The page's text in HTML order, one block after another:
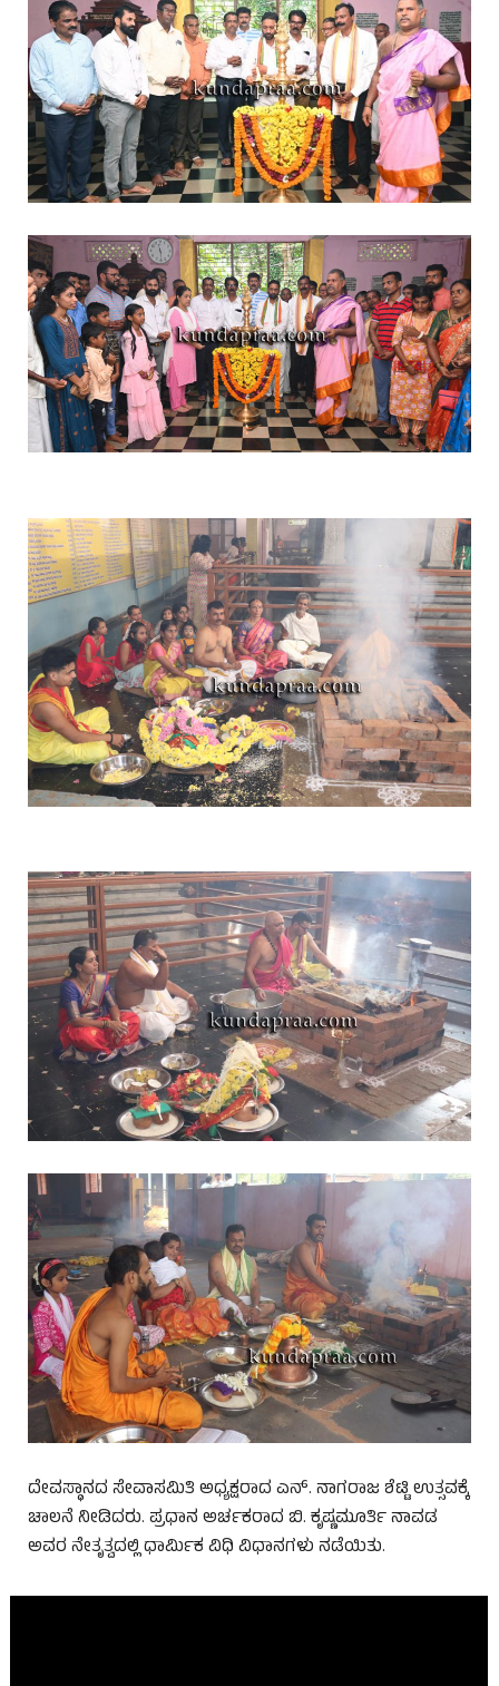
ದೇವಸ್ಥಾನದ ಸೇವಾಸಮಿತಿ ಅಧ್ಯಕ್ಷರಾದ ಎನ್. ನಾಗರಾಜ ಶೆಟ್ಟಿ ಉತ್ಸವಕ್ಕೆ
ಚಾಲನೆ ನೀಡಿದರು. ಪ್ರಧಾನ ಅರ್ಚಕರಾದ ಬಿ. ಕೃಷ್ಣಮೂರ್ತಿ ನಾವಡ
ಅವರ ನೇತೃತ್ವದಲ್ಲಿ ಧಾರ್ಮಿಕ ವಿಧಿ ವಿಧಾನಗಳು ನಡೆಯಿತು.